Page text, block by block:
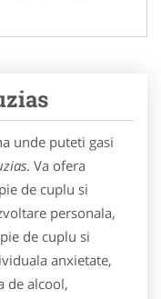
unde puteti gasi
. Va ofera
de cuplu si
personala,
de cuplu si
anxietate,
de alcool,